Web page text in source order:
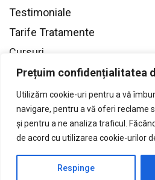
Prețuim confidențialitatea
Utilizăm cookie-uri pentru a vă
navigare, pentru a vă oferi reclame
și pentru a ne analiza traficul.
de acord cu utilizarea cookie-urilor
Respinge
Testimoniale
Tarife Tratamente
Cursuri
Contacte
Privacy & Cookies
© 2024 Smart Dental | All